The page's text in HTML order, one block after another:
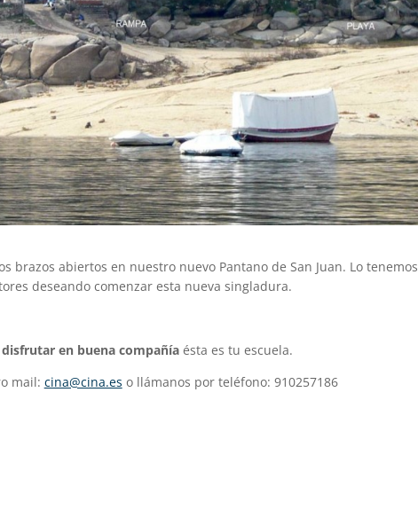
brazos abiertos en nuestro nuevo Pantano de San Juan. Lo tenemos
deseando comenzar esta nueva singladura.
en buena compañía ésta es tu escuela.
mail: cina@cina.es o llámanos por teléfono: 910257186